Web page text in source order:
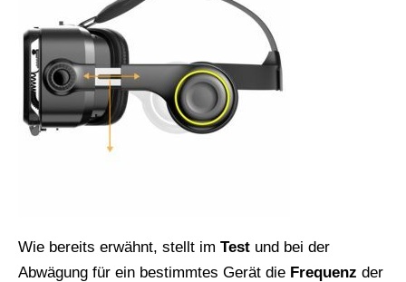
Wie bereits erwähnt, stellt im Test und bei der
Abwägung für ein bestimmtes Gerät die Frequenz der